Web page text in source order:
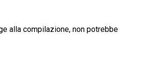
alla compilazione, non potrebbe